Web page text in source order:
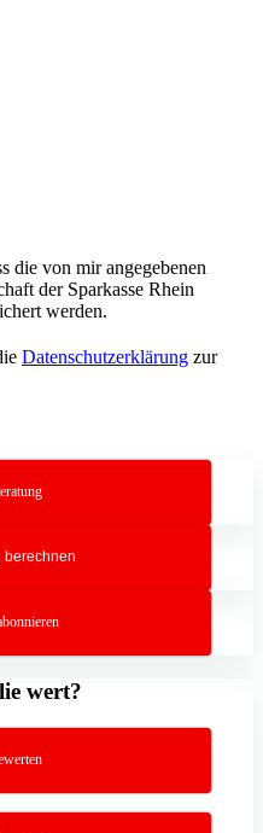
die von mir angegebenen
der Sparkasse Rhein
werden.
Datenschutzerklärung zur
berechnen
wert?